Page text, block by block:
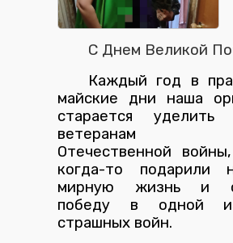
С Днем Великой
Каждый год в
майские дни наша
старается уделить
ветеранам
Отечественной
когда-то подарили
мирную жизнь и
победу в одной
страшных войн.